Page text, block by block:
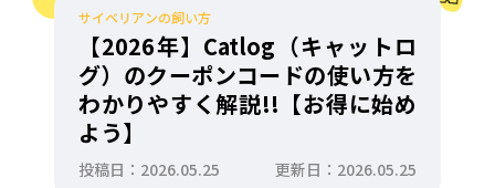
サイベリアンの飼い方
【2026年】Catlog（キャットロ
グ）のクーポンコードの使い方を
わかりやすく解説!!【お得に始め
よう】
投稿日：2026.05.25 更新日：2026.05.25